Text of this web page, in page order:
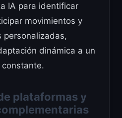
IA para identificar
movimientos y
personalizadas,
dinámica a un
plataformas y